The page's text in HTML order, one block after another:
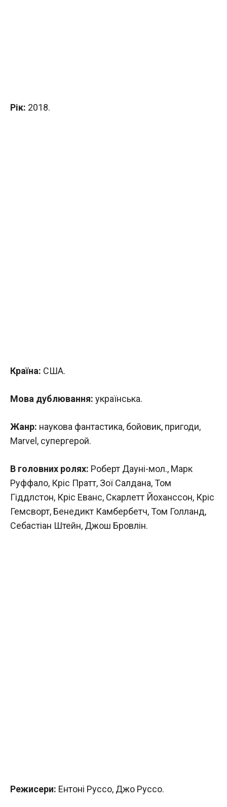
Рік: 2018.
Країна: США.
Мова дублювання: українська.
Жанр: наукова фантастика, бойовик, пригоди,
Marvel, супергерой.
В головних ролях: Роберт Дауні-мол., Марк
Руффало, Кріс Пратт, Зої Салдана, Том
Гіддлстон, Кріс Еванс, Скарлетт Йоханссон, Кріс
Гемсворт, Бенедикт Камбербетч, Том Голланд,
Себастіан Штейн, Джош Бровлін.
Режисери: Ентоні Руссо, Джо Руссо.